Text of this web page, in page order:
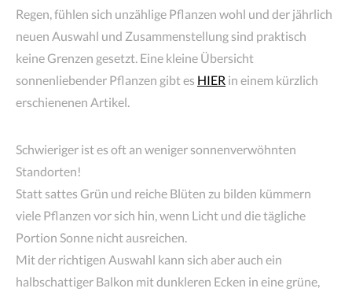
Regen, fühlen sich unzählige Pflanzen wohl und der jährlich
neuen Auswahl und Zusammenstellung sind praktisch
keine Grenzen gesetzt. Eine kleine Übersicht
sonnenliebender Pflanzen gibt es HIER in einem kürzlich
erschienenen Artikel.
Schwieriger ist es oft an weniger sonnenverwöhnten
Standorten!
Statt sattes Grün und reiche Blüten zu bilden kümmern
viele Pflanzen vor sich hin, wenn Licht und die tägliche
Portion Sonne nicht ausreichen.
Mit der richtigen Auswahl kann sich aber auch ein
halbschattiger Balkon mit dunkleren Ecken in eine grüne,